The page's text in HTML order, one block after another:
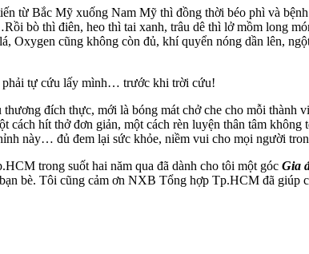
từ Bắc Mỹ xuống Nam Mỹ thì đồng thời béo phì và
bò thì điên, heo thì tai xanh, trâu dê thì lở mồm long
Oxygen cũng không còn đủ, khí quyển nóng dần lên,
phải tự cứu lấy mình… trước khi trời cứu!
đích thực, mới là bóng mát chở che cho mỗi thành
cách hít thở đơn giản, một cách rèn luyện thân tâm
này… đủ đem lại sức khỏe, niềm vui cho mọi người
trong suốt hai năm qua đã dành cho tôi một góc Gia
bè. Tôi cũng cảm ơn NXB Tổng hợp Tp.HCM đã